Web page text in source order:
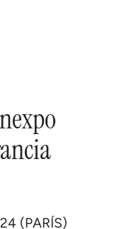
(PARÍS)